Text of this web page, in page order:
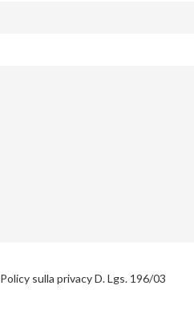
sulla privacy D. Lgs. 196/03